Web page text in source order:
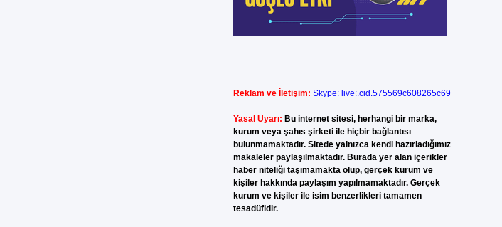
Reklam ve İletişim: Skype: live:.cid.575569c608265c69
Yasal Uyarı: Bu internet sitesi, herhangi bir marka,
kurum veya şahıs şirketi ile hiçbir bağlantısı
bulunmamaktadır. Sitede yalnızca kendi hazırladığımız
makaleler paylaşılmaktadır. Burada yer alan içerikler
haber niteliği taşımamakta olup, gerçek kurum ve
kişiler hakkında paylaşım yapılmamaktadır. Gerçek
kurum ve kişiler ile isim benzerlikleri tamamen
tesadüfidir.